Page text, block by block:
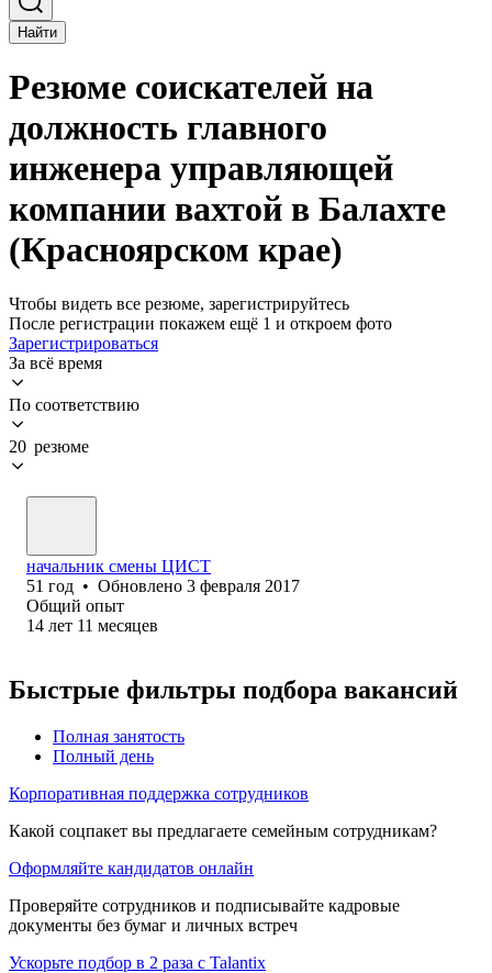
Найти
Резюме соискателей на
должность главного
инженера управляющей
компании вахтой в Балахте
(Красноярском крае)
Чтобы видеть все резюме, зарегистрируйтесь
После регистрации покажем ещё 1 и откроем фото
Зарегистрироваться
За всё время
По соответствию
20 резюме
начальник смены ЦИСТ
51 год • Обновлено 3 февраля 2017
Общий опыт
14 лет 11 месяцев
Быстрые фильтры подбора вакансий
Полная занятость
Полный день
Корпоративная поддержка сотрудников
Какой соцпакет вы предлагаете семейным сотрудникам?
Оформляйте кандидатов онлайн
Проверяйте сотрудников и подписывайте кадровые
документы без бумаг и личных встреч
Ускорьте подбор в 2 раза с Talantix